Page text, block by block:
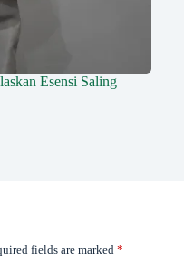
Esensi Saling
fields are marked *